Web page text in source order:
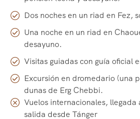
Dos noches en un riad en Fez,
Una noche en un riad en
desayuno.
Visitas guiadas con guía oficial
Excursión en dromedario (una
dunas de Erg Chebbi.
Vuelos internacionales, llegada
salida desde Tánger